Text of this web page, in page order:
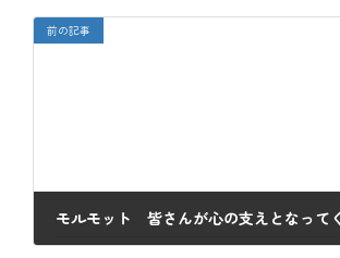
前の記事
モルモット 皆さんが心の支えとなって